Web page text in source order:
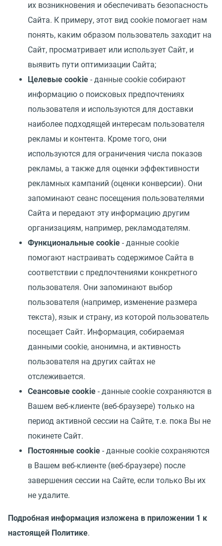
их возникновения и обеспечивать безопасность
Сайта. К примеру, этот вид cookie помогает нам
понять, каким образом пользователь заходит на
Сайт, просматривает или использует Сайт, и
выявить пути оптимизации Сайта;
Целевые cookie - данные cookie собирают
информацию о поисковых предпочтениях
пользователя и используются для доставки
наиболее подходящей интересам пользователя
рекламы и контента. Кроме того, они
используются для ограничения числа показов
рекламы, а также для оценки эффективности
рекламных кампаний (оценки конверсии). Они
запоминают сеанс посещения пользователями
Сайта и передают эту информацию другим
организациям, например, рекламодателям.
Функциональные cookie - данные cookie
помогают настраивать содержимое Сайта в
соответствии с предпочтениями конкретного
пользователя. Они запоминают выбор
пользователя (например, изменение размера
текста), язык и страну, из которой пользователь
посещает Сайт. Информация, собираемая
данными cookie, анонимна, и активность
пользователя на других сайтах не
отслеживается.
Сеансовые cookie - данные cookie сохраняются в
Вашем веб-клиенте (веб-браузере) только на
период активной сессии на Сайте, т.е. пока Вы не
покинете Сайт.
Постоянные cookie - данные cookie сохраняются
в Вашем веб-клиенте (веб-браузере) после
завершения сессии на Сайте, если только Вы их
не удалите.
Подробная информация изложена в приложении 1 к
настоящей Политике.